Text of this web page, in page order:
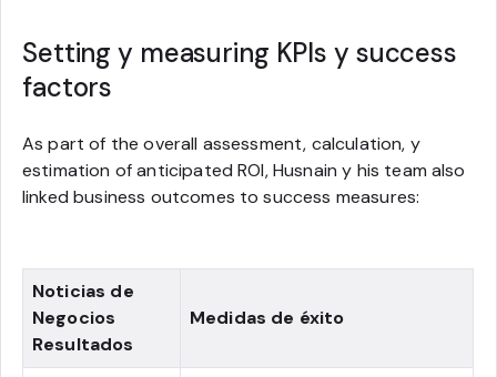
Setting y measuring KPIs y success
factors
As part of the overall assessment, calculation, y
estimation of anticipated ROI, Husnain y his team also
linked business outcomes to success measures:
Noticias de
Negocios
Resultados
Medidas de éxito